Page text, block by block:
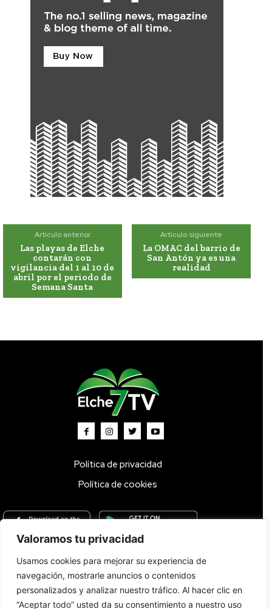
Valoramos tu privacidad
Usamos cookies para mejorar su experiencia de
navegación, mostrarle anuncios o contenidos
personalizados y analizar nuestro tráfico. Al hacer clic en
“Aceptar todo” usted da su consentimiento a nuestro uso
Artículo anterior
Las playas de Elche
contarán con
vigilancia del 1 al 10 de
abril por el periodo de
Semana Santa
Artículo siguiente
La OMAC del barrio de
San Antón ya es una
realidad
Política de privacidad
Política de cookies
TV DIRECTO 🔴 Programas Parrilla
Radio
Bolsa de Trabajo Contacto